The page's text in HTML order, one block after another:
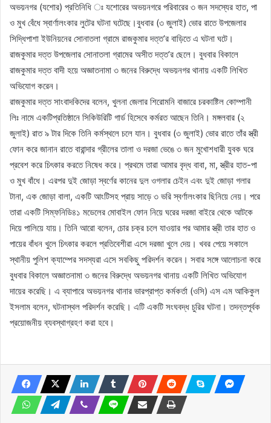
অভয়নগর (যশোর) প্রতিনিধি ঃ যশোরের অভয়নগরে পরিবারের ৩ জন সদস্যের হাত, পা
ও মুখ বেঁধে স্বার্ণালংকার লুটের ঘটনা ঘটেছে।বুধবার (৩ জুলাই) ভোর রাতে উপজেলার
সিদ্ধিপাশা ইউনিয়নের সোনাতলা গ্রামে রাজকুমার দত্ত’র বাড়িতে এ ঘটনা ঘটে।
রাজকুমার দত্ত উপজেলার সোনাতলা গ্রামের অসীত দত্ত’র ছেলে। বুধবার বিকালে
রাজকুমার দত্ত বাদী হয়ে অজ্ঞাতনামা ৩ জনের বিরুদ্ধে অভয়নগর থানায় একটি লিখিত
অভিযোগ করেন।
রাজকুমার দত্ত সাংবাদকিদের বলেন, খুলনা জেলার শিরোমনি বাজারে চরকাষ্টিল কোম্পানী
লিঃ নামে একটিপ্রতিষ্ঠানে সিকিউরিটি গার্ড হিসেবে কর্মরত আছেন তিনি। মঙ্গলবার (২
জুলাই) রাত ৯ টার দিকে তিনি কর্মস্থলে চলে যান। বুধবার (৩ জুলাই) ভোর রাতে তাঁর স্ত্রী
ফোন করে জানান রাতে বারান্দার গ্রীলের তালা ও দরজা ভেঙে ৩ জন মুখোশধারী যুবক ঘরে
প্রবেশ করে চিৎকার করতে নিষেধ করে। প্রথমে তারা আমার বৃদ্ধ বাবা, মা, স্ত্রীর হাত-পা
ও মুখ বাঁধে। এরপর দুই জোড়া স্বর্ণের কানের দুল ওগলার চেইন এবং দুই জোড়া গলার
টানা, এক জোড়া বালা, একটি আংটিসহ প্রায় সাড়ে ৩ ভরি স্বর্ণালংকার ছিনিয়ে নেয়। পরে
তারা একটি সিম্ফনিডি৪১ মডেলের মোবাইল ফোন নিয়ে ঘরের দরজা বাইরে থেকে আটকে
দিয়ে পালিয়ে যায়। তিনি আরো বলেন, চোর চক্র চলে যাওয়ার পর আমার স্ত্রী তার হাত ও
পায়ের বাঁধন খুলে চিৎকার করলে প্রতিবেশীরা এসে দরজা খুলে দেয়। খবর পেয়ে সকালে
স্থানীয় পুলিশ ক্যাম্পের সদস্যরা এসে সবকিছু পরিদর্শন করেন। সবার সঙ্গে আলোচনা করে
বুধবার বিকালে অজ্ঞাতনামা ৩ জনের বিরুদ্ধে অভয়নগর থানায় একটি লিখিত অভিযোগ
দায়ের করেছি। এ ব্যাপারে অভয়নগর থানার ভারপ্রাপ্ত কর্মকর্তা (ওসি) এস এম আকিকুল
ইসলাম বলেন, ঘটনাস্থল পরিদর্শন করেছি। এটি একটি সংঘবদ্ধ চুরির ঘটনা। তদন্তপূর্বক
প্রয়োজনীয় ব্যবস্থাগ্রহণ করা হবে।